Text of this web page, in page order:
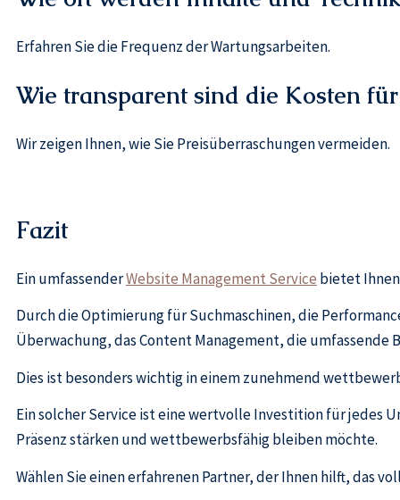
Erfahren Sie die Frequenz der Wartungsarbeiten.
Wie transparent sind die Kosten
Wir zeigen Ihnen, wie Sie Preisüberraschungen vermeiden.
Fazit
Ein umfassenderWebsite Management Service bietet
Durch die Optimierung für Suchmaschinen, die
Überwachung, das Content Management, die
Dies ist besonders wichtig in einem zunehmend
Ein solcher Service ist eine wertvolle Investition für jedes
Präsenz stärken und wettbewerbsfähig bleiben möchte.
Wählen Sie einen erfahrenen Partner, der Ihnen hilft, das